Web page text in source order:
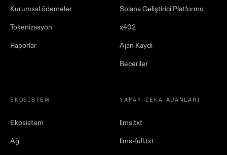
Kurumsal ödemeler
Tokenizasyon
Raporlar
Solana Geliştirici Platformu
x402
Ajan Kaydı
Beceriler
EKOSISTEM
Ekosistem
Ağ
YAPAY ZEKA AJANLARI
llms.txt
llms-full.txt